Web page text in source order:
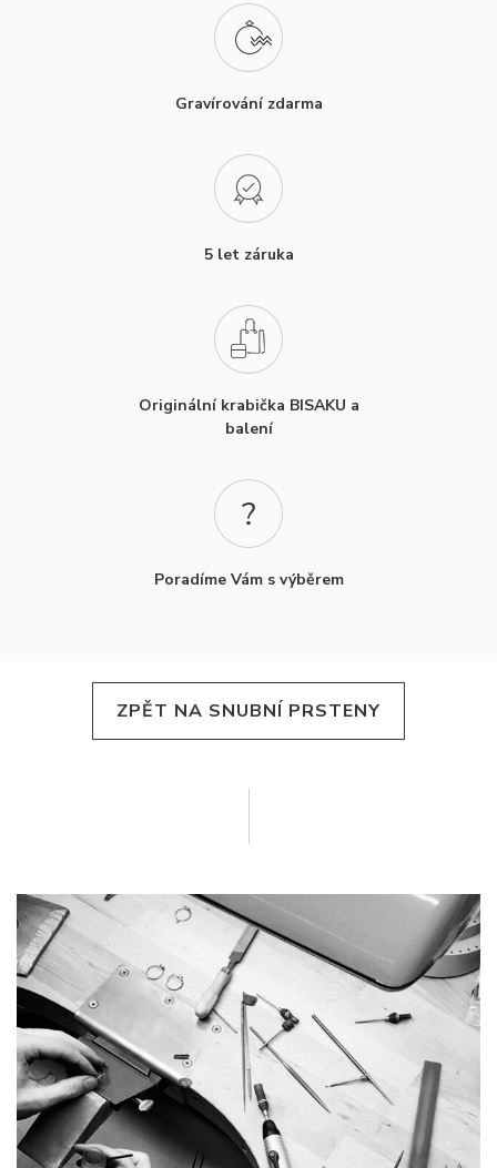
Gravírování zdarma
5 let záruka
Originální krabička BISAKU a
balení
Poradíme Vám s výběrem
ZPĚT NA SNUBNÍ PRSTENY